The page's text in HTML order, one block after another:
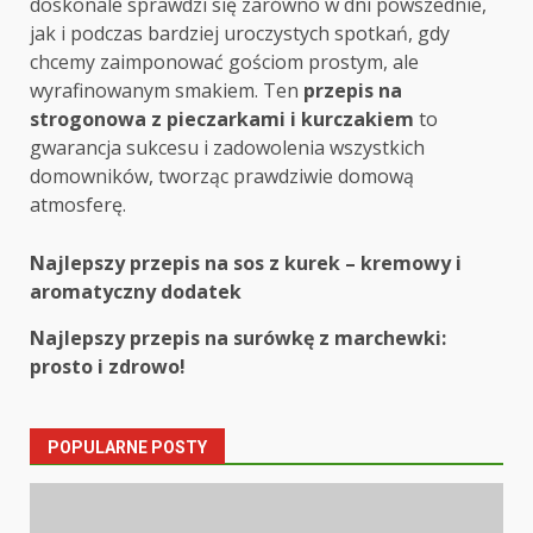
jak i podczas bardziej uroczystych spotkań, gdy
chcemy zaimponować gościom prostym, ale
wyrafinowanym smakiem. Ten przepis na
strogonowa z pieczarkami i kurczakiem to
gwarancja sukcesu i zadowolenia wszystkich
domowników, tworząc prawdziwie domową
atmosferę.
Post
navigation
Najlepszy przepis na sos z kurek – kremowy i
aromatyczny dodatek
Najlepszy przepis na surówkę z marchewki:
prosto i zdrowo!
POPULARNE POSTY